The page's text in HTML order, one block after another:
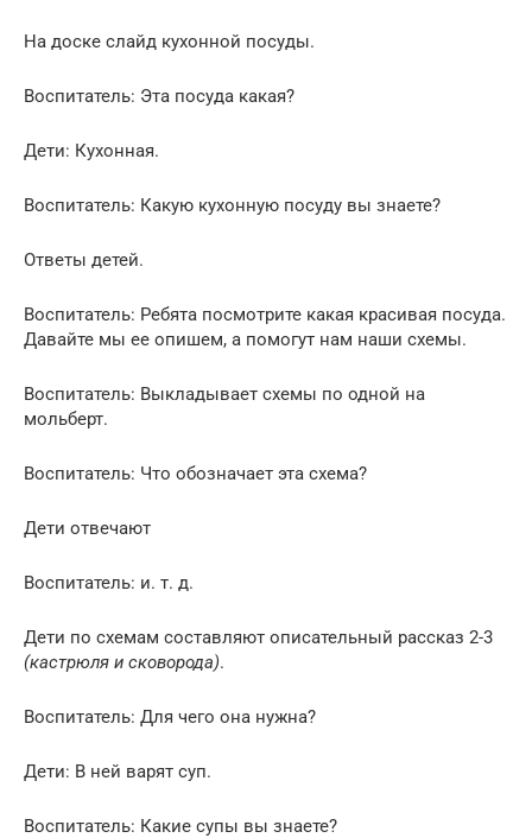
На доске слайд кухонной посуды.
Воспитатель: Эта посуда какая?
Дети: Кухонная.
Воспитатель: Какую кухонную посуду вы знаете?
Ответы детей.
Воспитатель: Ребята посмотрите какая красивая посуда.
Давайте мы ее опишем, а помогут нам наши схемы.
Воспитатель: Выкладывает схемы по одной на
мольберт.
Воспитатель: Что обозначает эта схема?
Дети отвечают
Воспитатель: и. т. д.
Дети по схемам составляют описательный рассказ 2-3
(кастрюля и сковорода).
Воспитатель: Для чего она нужна?
Дети: В ней варят суп.
Воспитатель: Какие супы вы знаете?